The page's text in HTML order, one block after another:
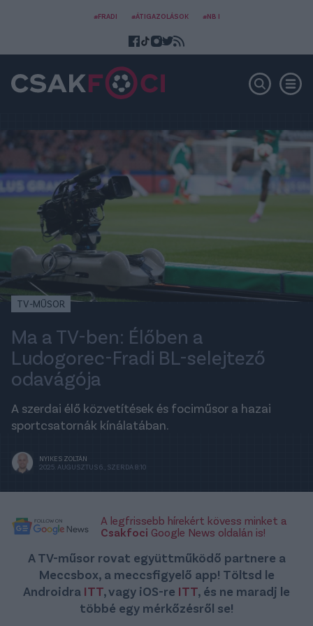
#FRADI #ÁTIGAZOLÁSOK #NB I
TV-MŰSOR
Ma a TV-ben: Élőben a
Ludogorec-Fradi BL-selejtező
odavágója
A szerdai élő közvetítések és fociműsor a hazai
sportcsatornák kínálatában.
NYIKES ZOLTÁN
2025. AUGUSZTUS 6., SZERDA 8:10
A legfrissebb hírekért kövess minket a
Csakfoci Google News oldalán is!
A TV-műsor rovat együttműködő partnere a
Meccsbox, a meccsfigyelő app! Töltsd le
Androidra ITT, vagy iOS-re ITT, és ne maradj le
többé egy mérkőzésről se!